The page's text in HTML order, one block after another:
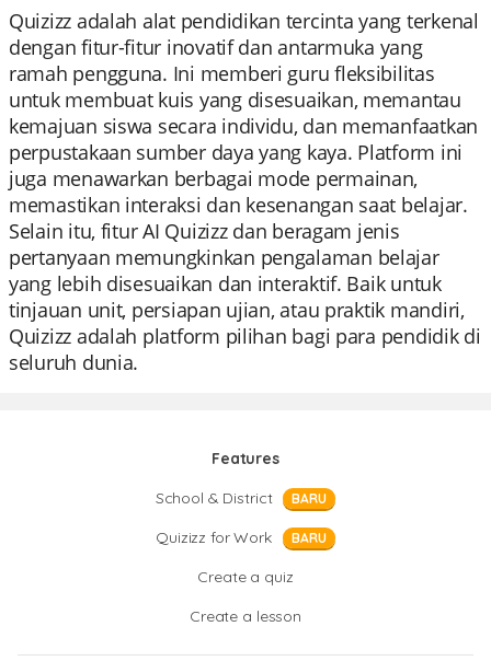
Quizizz adalah alat pendidikan tercinta yang terkenal
dengan fitur-fitur inovatif dan antarmuka yang
ramah pengguna. Ini memberi guru fleksibilitas
untuk membuat kuis yang disesuaikan, memantau
kemajuan siswa secara individu, dan memanfaatkan
perpustakaan sumber daya yang kaya. Platform ini
juga menawarkan berbagai mode permainan,
memastikan interaksi dan kesenangan saat belajar.
Selain itu, fitur AI Quizizz dan beragam jenis
pertanyaan memungkinkan pengalaman belajar
yang lebih disesuaikan dan interaktif. Baik untuk
tinjauan unit, persiapan ujian, atau praktik mandiri,
Quizizz adalah platform pilihan bagi para pendidik di
seluruh dunia.
Features
School & District
BARU
Quizizz for Work BARU
Create a quiz
Create a lesson